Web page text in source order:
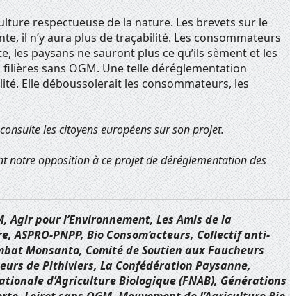
respectueuse de la nature. Les brevets sur le
il n’y aura plus de traçabilité. Les consommateurs
les paysans ne sauront plus ce qu’ils sèment et les
sans OGM. Une telle déréglementation
Elle déboussolerait les consommateurs, les
les citoyens européens sur son projet.
notre opposition à ce projet de déréglementation des
Agir pour l’Environnement, Les Amis de la
ASPRO-PNPP, Bio Consom’acteurs, Collectif anti-
Monsanto, Comité de Soutien aux Faucheurs
de Pithiviers, La Confédération Paysanne,
d’Agriculture Biologique (FNAB), Générations